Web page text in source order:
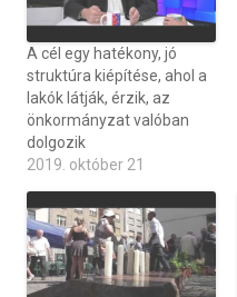
A cél egy hatékony, jó
struktúra kiépítése, ahol a
lakók látják, érzik, az
önkormányzat valóban
dolgozik
2019. október 21